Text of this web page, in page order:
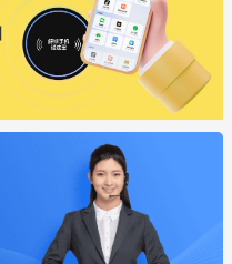
看一下
同时经营了